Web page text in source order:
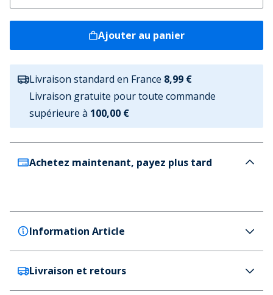
Ajouter au panier
Livraison standard en France 8,99 €
Livraison gratuite pour toute commande
supérieure à 100,00 €
Achetez maintenant, payez plus tard
Information Article
Puma
Puma Bottes de football Astro Finesse sans Lacets
Livraison et retours